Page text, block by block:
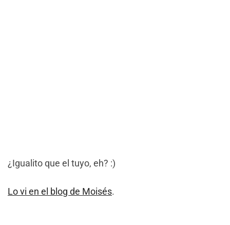
¿Igualito que el tuyo, eh? :)
Lo vi en el blog de Moisés.